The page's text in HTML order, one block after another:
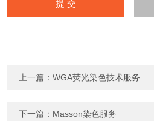
上一篇：WGA荧光染色技术服务
下一篇： Masson染色服务